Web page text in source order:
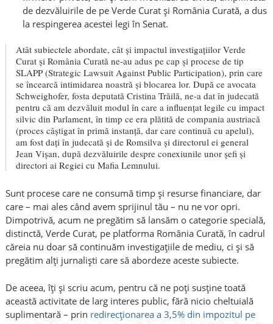
de dezvăluirile de pe Verde Curat și România Curată, a dus
la respingerea acestei legi în Senat.
Atât subiectele abordate, cât și impactul investigațiilor Verde
Curat și România Curată ne-au adus pe cap și procese de tip
SLAPP (Strategic Lawsuit Against Public Participation), prin care
se încearcă intimidarea noastră și blocarea lor. După ce avocata
Schweighofer, fosta deputată Cristina Trăilă, ne-a dat în judecată
pentru că am dezvăluit modul în care a influențat legile cu impact
silvic din Parlament, în timp ce era plătită de compania austriacă
(proces câștigat în primă instanță, dar care continuă cu apelul),
am fost dați în judecată și de Romsilva și directorul ei general
Jean Vișan, după dezvăluirile despre conexiunile unor șefi și
directori ai Regiei cu Mafia Lemnului.
Sunt procese care ne consumă timp și resurse financiare, dar
care – mai ales când avem sprijinul tău – nu ne vor opri.
Dimpotrivă, acum ne pregătim să lansăm o categorie specială,
distinctă, Verde Curat, pe platforma România Curată, în cadrul
căreia nu doar să continuăm investigațiile de mediu, ci și să
pregătim alți jurnaliști care să abordeze aceste subiecte.
De aceea, îți și scriu acum, pentru că ne poți susține toată
această activitate de larg interes public, fără nicio cheltuială
suplimentară – prin redirecționarea a 3,5% din impozitul pe